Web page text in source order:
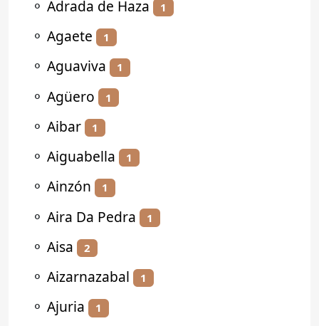
⚬ Adrada de Haza 1
⚬ Agaete 1
⚬ Aguaviva 1
⚬ Agüero 1
⚬ Aibar 1
⚬ Aiguabella 1
⚬ Ainzón 1
⚬ Aira Da Pedra 1
⚬ Aisa 2
⚬ Aizarnazabal 1
⚬ Ajuria 1